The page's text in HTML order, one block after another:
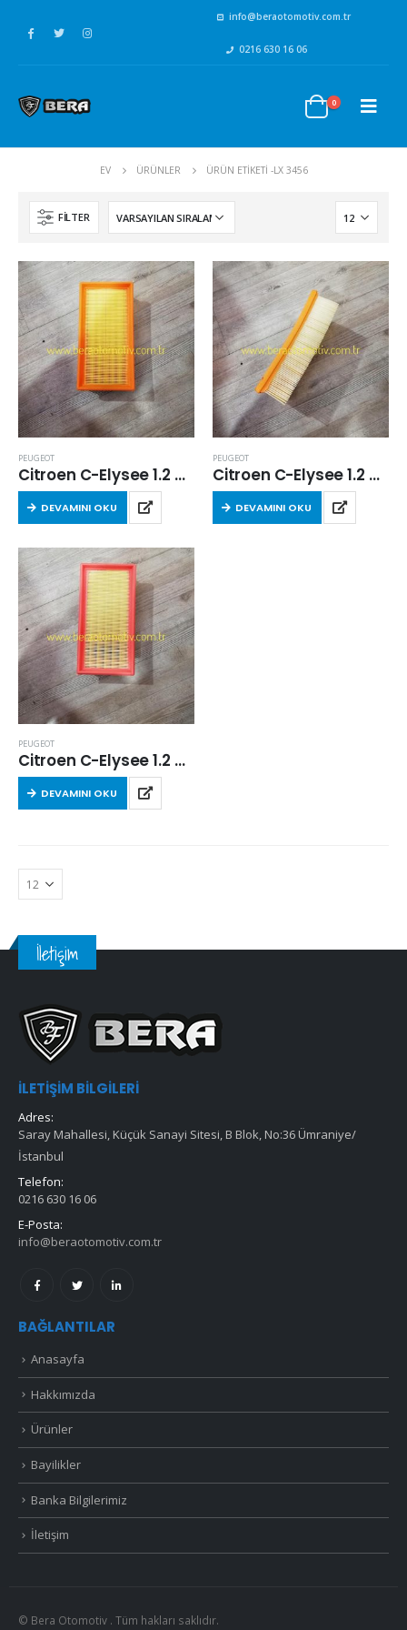
info@beraotomotiv.com.tr
0216 630 16 06
0
EV ÜRÜNLER ÜRÜN ETIKETI -LX 3456
FILTER
PEUGEOT
Citroen C-Elysee 1.2 Vti 2012 Sonrası Hava Filtresi
DEVAMINI OKU
PEUGEOT
Citroen C-Elysee 1.2 Vti 2012 Sonrası Hava Filtresi
DEVAMINI OKU
PEUGEOT
Citroen C-Elysee 1.2 Vti 2012 Sonrası Hava Filtresi
DEVAMINI OKU
İletişim
İLETIŞIM BILGILERI
Adres:
Saray Mahallesi, Küçük Sanayi Sitesi, B Blok, No:36 Ümraniye/
İstanbul
Telefon:
0216 630 16 06
E-Posta:
info@beraotomotiv.com.tr
BAĞLANTILAR
Anasayfa
Hakkımızda
Ürünler
Bayilikler
Banka Bilgilerimiz
İletişim
© Bera Otomotiv . Tüm hakları saklıdır.